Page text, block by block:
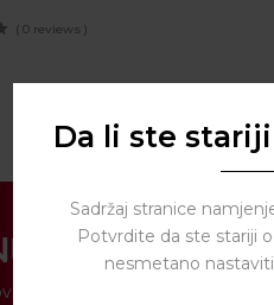
( 0 reviews )
ponudama i kuponima
Da li ste
Sadržaj stranice
Potvrdite da ste stariji
nesmetano